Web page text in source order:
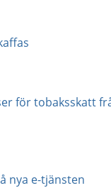
för tobaksskatt
nya e-tjänsten